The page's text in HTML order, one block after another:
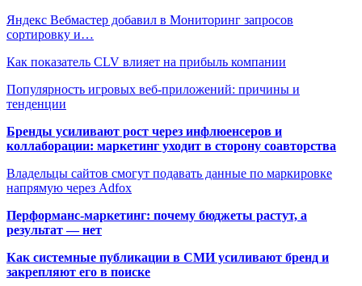
Яндекс Вебмастер добавил в Мониторинг запросов
сортировку и…
Как показатель CLV влияет на прибыль компании
Популярность игровых веб-приложений: причины и
тенденции
Бренды усиливают рост через инфлюенсеров и
коллаборации: маркетинг уходит в сторону соавторства
Владельцы сайтов смогут подавать данные по маркировке
напрямую через Adfox
Перформанс-маркетинг: почему бюджеты растут, а
результат — нет
Как системные публикации в СМИ усиливают бренд и
закрепляют его в поиске